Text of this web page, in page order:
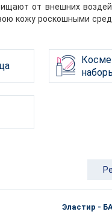
от внешних
кожу роскошными
Эластир -